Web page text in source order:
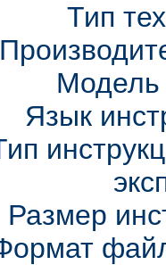
Тип
Модель
Язык
Размер